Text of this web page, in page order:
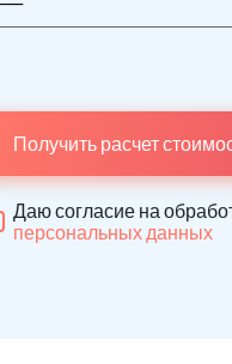
Получить расчет
Даю согласие на
персональных данных